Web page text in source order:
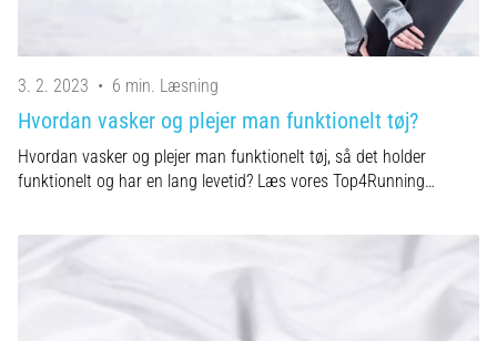
3. 2. 2023 • 6 min. Læsning
Hvordan vasker og plejer man funktionelt tøj?
Hvordan vasker og plejer man funktionelt tøj, så det holder
funktionelt og har en lang levetid? Læs vores Top4Running…